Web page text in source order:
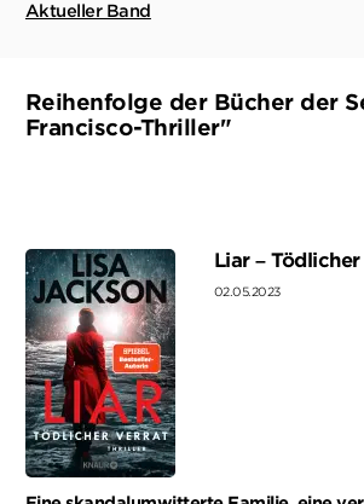
Aktueller Band
Reihenfolge der Bücher der
Francisco-Thriller"
Liar –
02.05.2023